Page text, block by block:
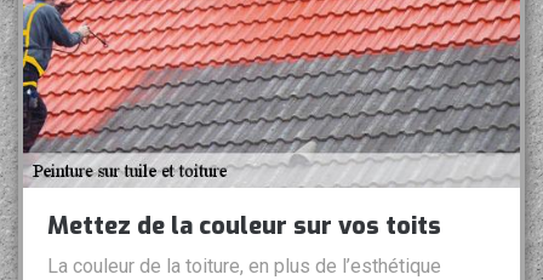
Mettez de la couleur sur vos toits
La couleur de la toiture, en plus de l’esthétique